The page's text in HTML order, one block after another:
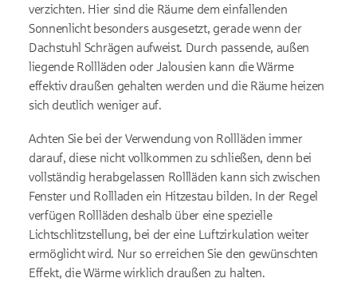
verzichten. Hier sind die Räume dem einfallenden
Sonnenlicht besonders ausgesetzt, gerade wenn der
Dachstuhl Schrägen aufweist. Durch passende, außen
liegende Rollläden oder Jalousien kann die Wärme
effektiv draußen gehalten werden und die Räume heizen
sich deutlich weniger auf.
Achten Sie bei der Verwendung von Rollläden immer
darauf, diese nicht vollkommen zu schließen, denn bei
vollständig herabgelassen Rollläden kann sich zwischen
Fenster und Rollladen ein Hitzestau bilden. In der Regel
verfügen Rollläden deshalb über eine spezielle
Lichtschlitzstellung, bei der eine Luftzirkulation weiter
ermöglicht wird. Nur so erreichen Sie den gewünschten
Effekt, die Wärme wirklich draußen zu halten.